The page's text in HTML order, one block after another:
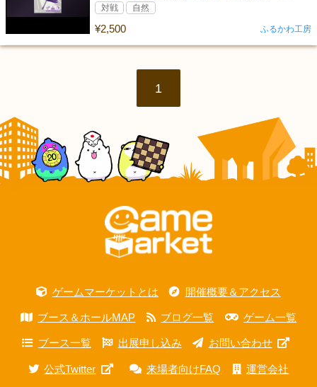
¥2,500
対戦 自然
ふるかわ工房
1
ゲームマーケットとは 開催概要＆アクセス
ブース＆ホールMAP ブログ一覧 ゲーム一覧
ブース一覧 出展申し込み お問い合わせ
公式Twitter 来場者向けFAQ 運営会社